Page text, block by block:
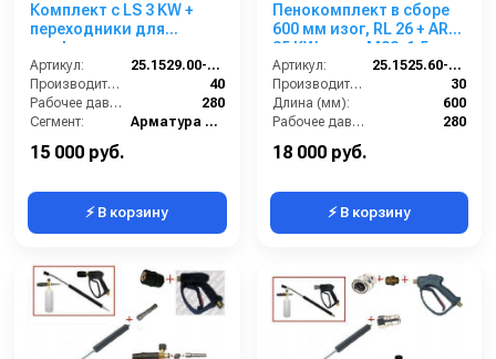
Комплект с LS 3 KW +
переходники для
профессионального
пистолета Karcher.
Артикул:
25.1529.00-KPK
Производительность (л/мин):
40
Рабочее давление (бар):
280
Сегмент:
Арматура высокого давления
Температура, C:
15 000 руб.
⚡ В корзину
Пенокомплект в сборе
600 мм изог, RL 26 + ARS
25 KW; вход М22х1,5ш.
Артикул:
25.1525.60-P26-6KW
Производительность (л/мин):
30
Длина (мм):
600
Рабочее давление (бар):
280
18 000 руб.
⚡ В корзину